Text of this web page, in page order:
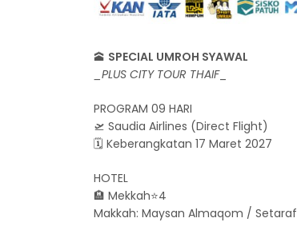
🕋 SPECIAL UMROH SYAWAL
_PLUS CITY TOUR THAIF_
PROGRAM 09 HARI
🛫 Saudia Airlines (Direct Flight)
🗓 Keberangkatan 17 Maret 2027
HOTEL
🏨 Mekkah⭐️4
Makkah: Maysan Almaqom / Setaraf